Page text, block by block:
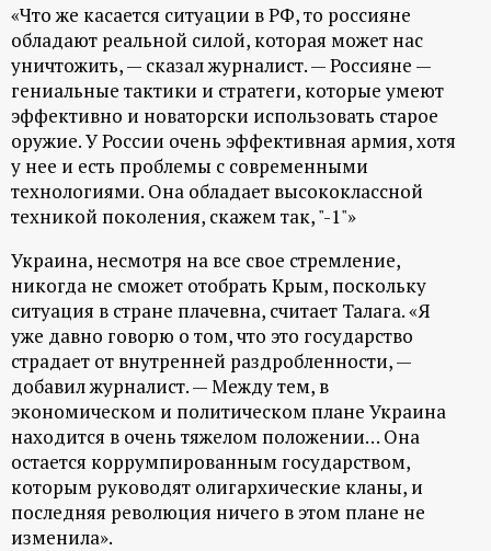
н
ы
й
п
о
р
т
а
л
«Что же касается ситуации в РФ, то россияне
обладают реальной силой, которая может нас
уничтожить, — сказал журналист. — Россияне —
гениальные тактики и стратеги, которые умеют
эффективно и новаторски использовать старое
оружие. У России очень эффективная армия, хотя
у нее и есть проблемы с современными
технологиями. Она обладает высококлассной
техникой поколения, скажем так, "-1"»
Украина, несмотря на все свое стремление,
никогда не сможет отобрать Крым, поскольку
ситуация в стране плачевна, считает Талага. «Я
уже давно говорю о том, что это государство
страдает от внутренней раздробленности, —
добавил журналист. — Между тем, в
экономическом и политическом плане Украина
находится в очень тяжелом положении… Она
остается коррумпированным государством,
которым руководят олигархические кланы, и
последняя революция ничего в этом плане не
изменила».